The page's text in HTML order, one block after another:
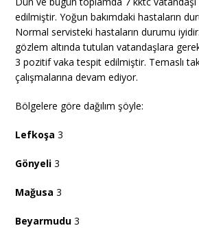
edilmiştir. Yoğun bakımdaki hastaların
Normal servisteki hastaların durumu
gözlem altında tutulan vatandaşlara
3 pozitif vaka tespit edilmiştir. Temaslı
çalışmalarına devam ediyor.
Bölgelere göre dağılım şöyle:
Lefkoşa 3
Gönyeli 3
Mağusa 3
Beyarmudu 3